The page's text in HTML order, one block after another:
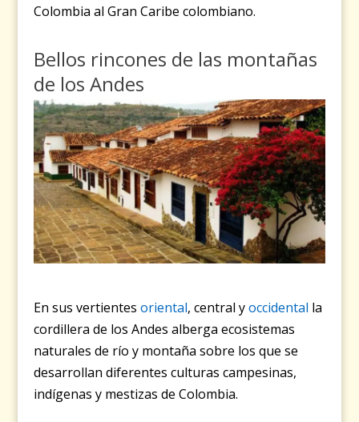
Colombia al Gran Caribe colombiano.
Bellos rincones de las montañas
de los Andes
En sus vertientesoriental, central yoccidental la
cordillera de los Andes alberga ecosistemas
naturales de río y montaña sobre los que se
desarrollan diferentes culturas campesinas,
indígenas y mestizas de Colombia.